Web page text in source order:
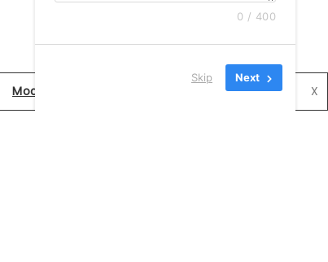
X
Modificar configuración de privacidad
0 / 400
Skip Next